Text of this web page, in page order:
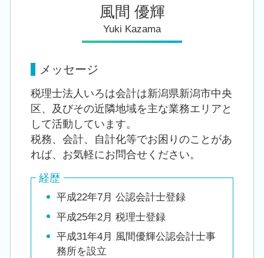
風間 優輝
Yuki Kazama
メッセージ
税理士法人いろは会計は新潟県新潟市中央
区、及びその近隣地域を主な業務エリアと
して活動しています。
税務、会計、自計化等でお困りのことがあ
れば、お気軽にお問合せください。
経歴
平成22年7月 公認会計士登録
平成25年2月 税理士登録
平成31年4月 風間優輝公認会計士事
務所を設立